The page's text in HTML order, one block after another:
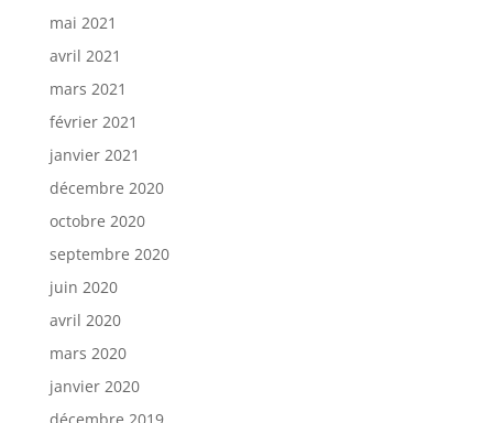
mai 2021
avril 2021
mars 2021
février 2021
janvier 2021
décembre 2020
octobre 2020
septembre 2020
juin 2020
avril 2020
mars 2020
janvier 2020